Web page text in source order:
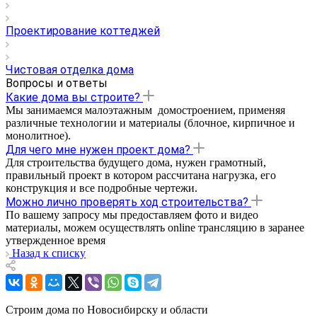
Проектирование коттеджей
Чистовая отделка дома
Вопросы и ответы
Какие дома вы строите?
Мы занимаемся малоэтажным домостроением, применяя
различные технологии и материалы (блочное, кирпичное и
монолитное).
Для чего мне нужен проект дома?
Для строительства будущего дома, нужен грамотный,
правильный проект в котором рассчитана нагрузка, его
конструкция и все подробные чертежи.
Можно лично проверять ход строительства?
По вашему запросу мы предоставляем фото и видео
материалы, можем осуществлять online трансляцию в заранее
утвержденное время
Назад к списку
Строим дома по Новосибирску и области